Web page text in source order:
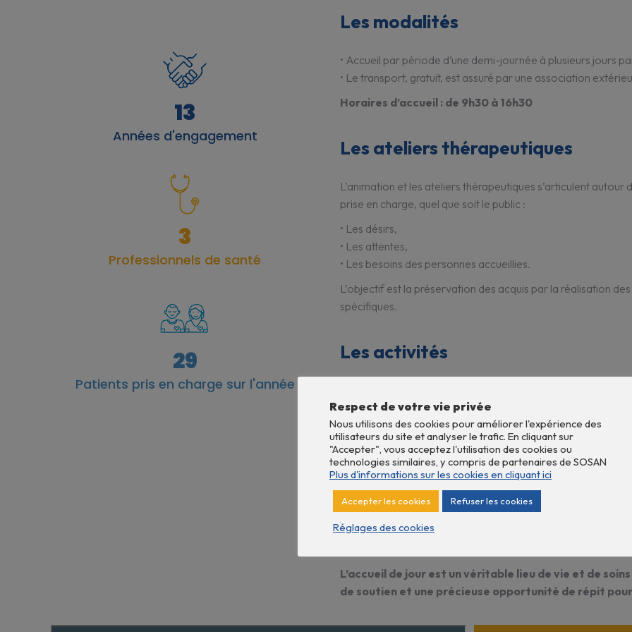
13
Années d'engagement
3
Professionnels de santé
29
Patients pris en charge sur l'année
Les modalités
• Accueil par période d’une demi-jour­née à plusieurs jours
• Le trans­port, gratuit, est assuré par une asso­cia­tion
Horaires d’ac­cueil : de 9h30 à 16h30
Les ateliers thérapeutiques
L’ani­ma­tion et les ateliers théra­peu­tiques s’ar­ti­culent
prise en charge, quel que soit le public :
• Les désirs,
• Les attentes,
• Les besoins des personnes accueillies.
L’objec­tif est la préser­va­tion des acquis par la réali­sa­tion
spéci­fiques.
Les activités
• ateliers mobi­li­sant le langage ou l’ac­ti­vité physique :
lo­gie, etc…)
• ateliers à média­tion artis­tique : dessin, pein­ture, mode­la­ge…
• ateliers jardi­nage
• ateliers cuisine
• ateliers brico­lage
• ateliers « bien-être »
• sorties à l’ex­té­rieur
L’ac­cueil de jour est un véri­table lieu de vie et de
de soutien et une précieuse oppor­tu­nité de répit
Respect de votre vie privée
Nous utilisons des cookies pour améliorer l'expérience des
utilisateurs du site et analyser le trafic. En cliquant sur
"Accepter", vous acceptez l'utilisation des cookies ou
technologies similaires, y compris de partenaires de SOSAN
Plus d'informations sur les cookies en cliquant ici
Accepter les cookies Refuser les cookies
Réglages des cookies